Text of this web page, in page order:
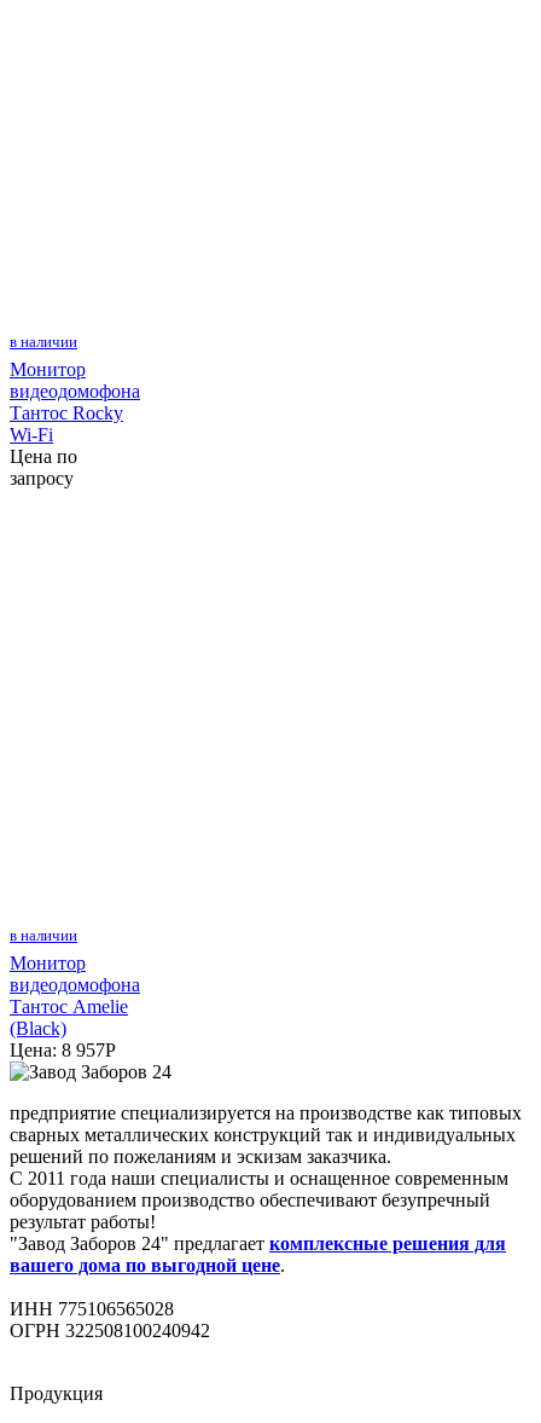
в наличии
Монитор
видеодомофона
Тантос Rocky
Wi-Fi
Цена по
запросу
в наличии
Монитор
видеодомофона
Тантос Amelie
(Black)
Цена: 8 957P
предприятие специализируется на производстве как типовых
сварных металлических конструкций так и индивидуальных
решений по пожеланиям и эскизам заказчика.
С 2011 года наши специалисты и оснащенное современным
оборудованием производство обеспечивают безупречный
результат работы!
"Завод Заборов 24" предлагает комплексные решения для
вашего дома по выгодной цене.
ИНН 775106565028
ОГРН 322508100240942
Продукция